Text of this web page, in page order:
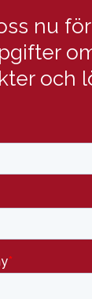
nu
och